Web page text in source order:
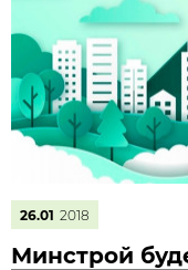
26.01 2018
Минстрой